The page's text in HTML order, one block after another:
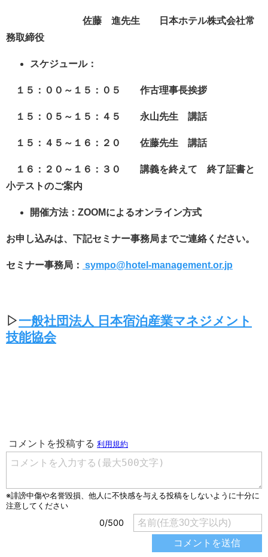
佐藤 進先生 日本ホテル株式会社常
務取締役
スケジュール：
１５：００～１５：０５ 作古理事長挨拶
１５：０５～１５：４５ 永山先生 講話
１５：４５～１６：２０ 佐藤先生 講話
１６：２０～１６：３０ 講義を終えて 終了証書と
小テストのご案内
開催方法：ZOOMによるオンライン方式
お申し込みは、下記セミナー事務局までご連絡ください。
セミナー事務局： sympo@hotel-management.or.jp
▷一般社団法人 日本宿泊産業マネジメント
技能協会